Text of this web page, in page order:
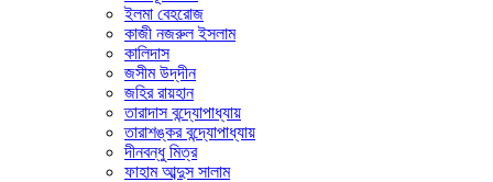
ইলমা বেহরোজ
কাজী নজরুল ইসলাম
কালিদাস
জসীম উদ্‌দীন
জহির রায়হান
তারাদাস বন্দ্যোপাধ্যায়
তারাশঙ্কর বন্দ্যোপাধ্যায়
দীনবন্ধু মিত্র
ফাহাম আব্দুস সালাম